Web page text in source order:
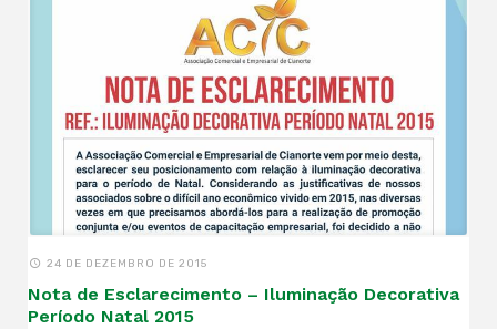
24 DE DEZEMBRO DE 2015
Nota de Esclarecimento – Iluminação Decorativa
Período Natal 2015